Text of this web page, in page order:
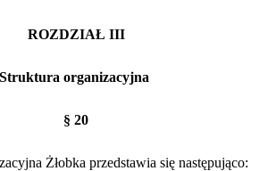
ROZDZIAŁ III
Struktura organizacyjna
§ 20
Żłobka przedstawia się następująco: